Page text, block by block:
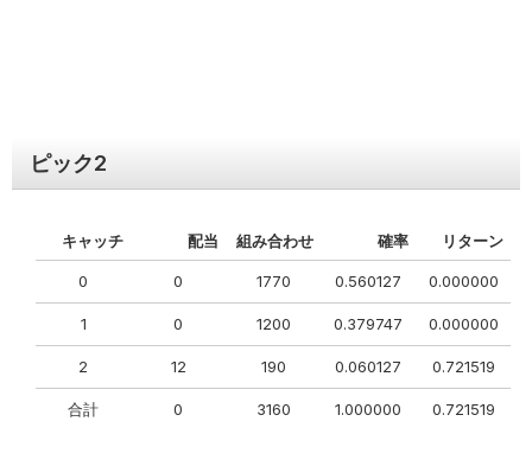
ピック2
キャッチ 配当 組み合わせ 確率 リターン
0 0 1770 0.560127 0.000000
1 0 1200 0.379747 0.000000
2 12 190 0.060127 0.721519
合計 0 3160 1.000000 0.721519